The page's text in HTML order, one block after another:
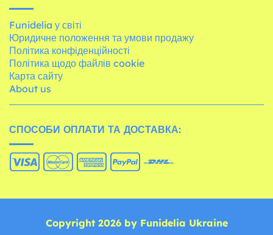
Funidelia у світі
Юридичне положення та умови продажу
Політика конфіденційності
Політика щодо файлів cookie
Карта сайту
About us
СПОСОБИ ОПЛАТИ ТА ДОСТАВКА:
Copyright 2026 by Funidelia Ukraine